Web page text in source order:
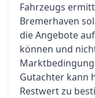
Fahrzeugs
Bremerhaven
die Angebote
können und
Gutachter kann
Restwert zu